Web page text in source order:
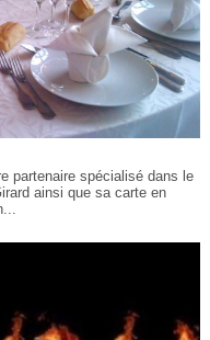
partenaire spécialisé dans le
ainsi que sa carte en